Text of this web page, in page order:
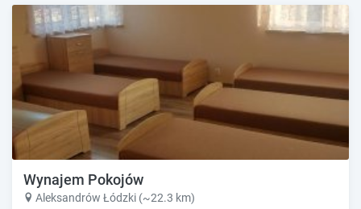
Wynajem Pokojów
Aleksandrów Łódzki (~22.3 km)